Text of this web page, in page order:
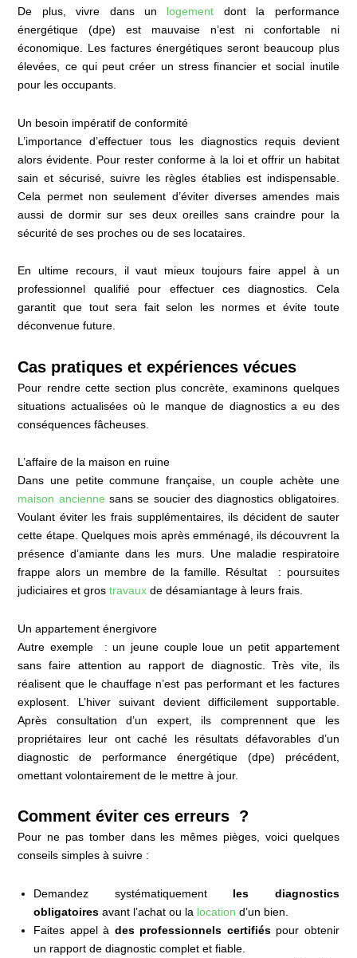
De plus, vivre dans un logement dont la performance
énergétique (dpe) est mauvaise n’est ni confortable ni
économique. Les factures énergétiques seront beaucoup plus
élevées, ce qui peut créer un stress financier et social inutile
pour les occupants.
Un besoin impératif de conformité
L’importance d’effectuer tous les diagnostics requis devient
alors évidente. Pour rester conforme à la loi et offrir un habitat
sain et sécurisé, suivre les règles établies est indispensable.
Cela permet non seulement d’éviter diverses amendes mais
aussi de dormir sur ses deux oreilles sans craindre pour la
sécurité de ses proches ou de ses locataires.
En ultime recours, il vaut mieux toujours faire appel à un
professionnel qualifié pour effectuer ces diagnostics. Cela
garantit que tout sera fait selon les normes et évite toute
déconvenue future.
Cas pratiques et expériences vécues
Pour rendre cette section plus concrète, examinons quelques
situations actualisées où le manque de diagnostics a eu des
conséquences fâcheuses.
L’affaire de la maison en ruine
Dans une petite commune française, un couple achète une
maison ancienne sans se soucier des diagnostics obligatoires.
Voulant éviter les frais supplémentaires, ils décident de sauter
cette étape. Quelques mois après emménagé, ils découvrent la
présence d’amiante dans les murs. Une maladie respiratoire
frappe alors un membre de la famille. Résultat : poursuites
judiciaires et grostravaux de désamiantage à leurs frais.
Un appartement énergivore
Autre exemple : un jeune couple loue un petit appartement
sans faire attention au rapport de diagnostic. Très vite, ils
réalisent que le chauffage n’est pas performant et les factures
explosent. L’hiver suivant devient difficilement supportable.
Après consultation d’un expert, ils comprennent que les
propriétaires leur ont caché les résultats défavorables d’un
diagnostic de performance énergétique (dpe) précédent,
omettant volontairement de le mettre à jour.
Comment éviter ces erreurs ?
Pour ne pas tomber dans les mêmes pièges, voici quelques
conseils simples à suivre :
Demandez systématiquement les diagnostics
obligatoires avant l’achat ou la location d’un bien.
Faites appel à des professionnels certifiéspour obtenir
un rapport de diagnostic complet et fiable.